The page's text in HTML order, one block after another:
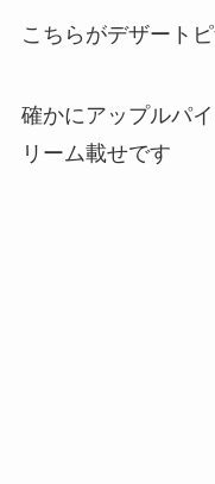
こちらがデザート
確かにアップルパ
リーム載せです